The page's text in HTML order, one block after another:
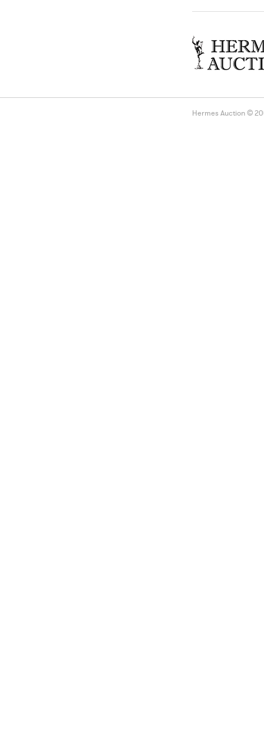
Hermes Auction ©